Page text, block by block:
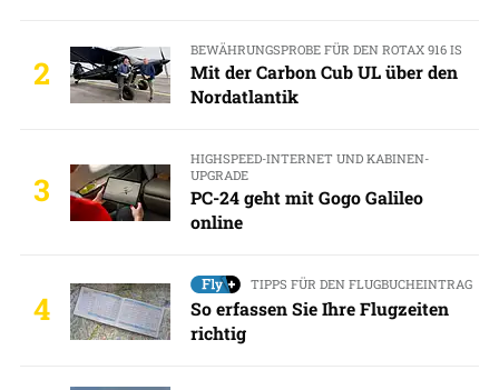
2
BEWÄHRUNGSPROBE FÜR DEN ROTAX 916 IS
Mit der Carbon Cub UL über den
Nordatlantik
3
HIGHSPEED-INTERNET UND KABINEN-
UPGRADE
PC-24 geht mit Gogo Galileo
online
4
TIPPS FÜR DEN FLUGBUCHEINTRAG
So erfassen Sie Ihre Flugzeiten
richtig